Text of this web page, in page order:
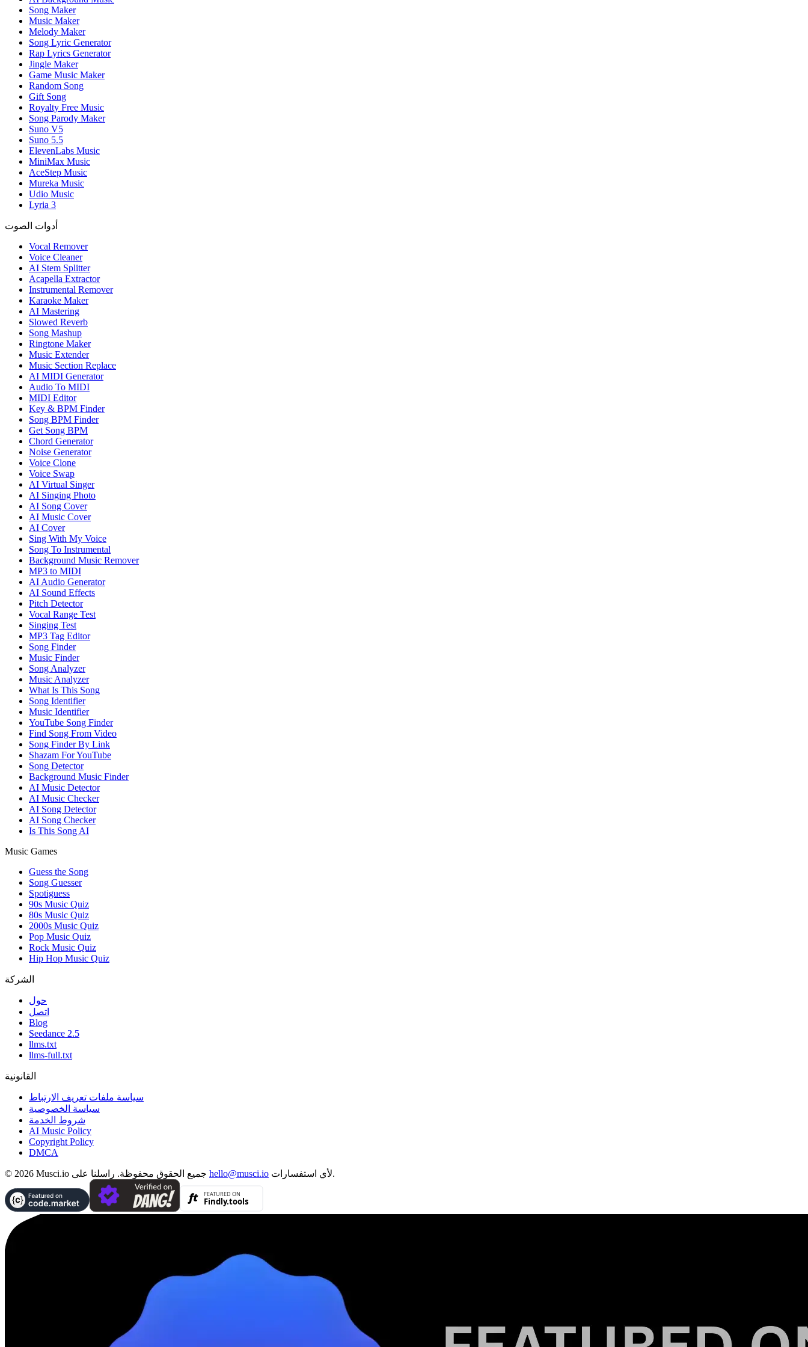
Song Maker
Music Maker
Melody Maker
Song Lyric Generator
Rap Lyrics Generator
Jingle Maker
Game Music Maker
Random Song
Gift Song
Royalty Free Music
Song Parody Maker
Suno V5
Suno 5.5
ElevenLabs Music
MiniMax Music
AceStep Music
Mureka Music
Udio Music
Lyria 3
أدوات الصوت
Vocal Remover
Voice Cleaner
AI Stem Splitter
Acapella Extractor
Instrumental Remover
Karaoke Maker
AI Mastering
Slowed Reverb
Song Mashup
Ringtone Maker
Music Extender
Music Section Replace
AI MIDI Generator
Audio To MIDI
MIDI Editor
Key & BPM Finder
Song BPM Finder
Get Song BPM
Chord Generator
Noise Generator
Voice Clone
Voice Swap
AI Virtual Singer
AI Singing Photo
AI Song Cover
AI Music Cover
AI Cover
Sing With My Voice
Song To Instrumental
Background Music Remover
MP3 to MIDI
AI Audio Generator
AI Sound Effects
Pitch Detector
Vocal Range Test
Singing Test
MP3 Tag Editor
Song Finder
Music Finder
Song Analyzer
Music Analyzer
What Is This Song
Song Identifier
Music Identifier
YouTube Song Finder
Find Song From Video
Song Finder By Link
Shazam For YouTube
Song Detector
Background Music Finder
AI Music Detector
AI Music Checker
AI Song Detector
AI Song Checker
Is This Song AI
Music Games
Guess the Song
Song Guesser
Spotiguess
90s Music Quiz
80s Music Quiz
2000s Music Quiz
Pop Music Quiz
Rock Music Quiz
Hip Hop Music Quiz
الشركة
حول
اتصل
Blog
Seedance 2.5
llms.txt
llms-full.txt
القانونية
سياسة ملفات تعريف الارتباط
سياسة الخصوصية
شروط الخدمة
AI Music Policy
Copyright Policy
DMCA
hello@musci.io لأي استفسارات.